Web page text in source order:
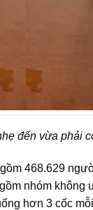
đến vừa phải
468.629
nhóm không
hơn 3 cốc